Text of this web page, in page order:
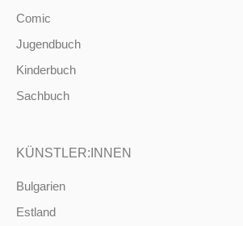
Comic
Jugendbuch
Kinderbuch
Sachbuch
KÜNSTLER:INNEN
Bulgarien
Estland